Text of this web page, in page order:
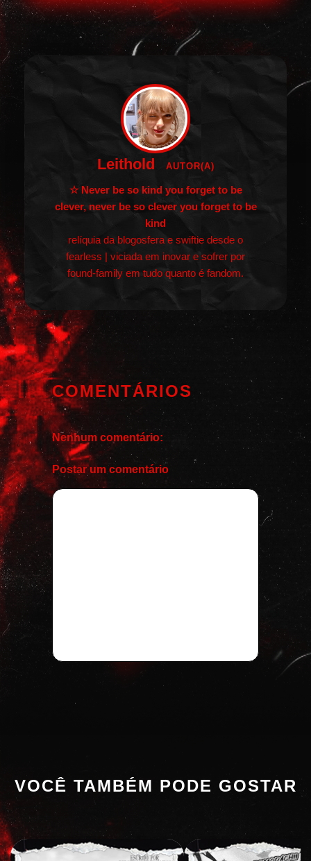
Leithold AUTOR(A)
☆ Never be so kind you forget to be
clever, never be so clever you forget to be
kind
relíquia da blogosfera e swiftie desde o
fearless | viciada em inovar e sofrer por
found-family em tudo quanto é fandom.
COMENTÁRIOS
Nenhum comentário:
Postar um comentário
VOCÊ TAMBÉM PODE GOSTAR